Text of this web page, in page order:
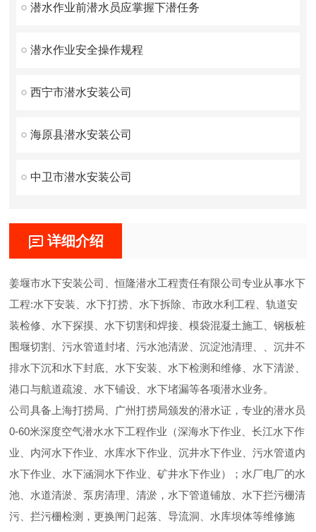
潜水作业前潜水员应掌握下潜任务
潜水作业安全操作规程
西宁市潜水安装公司
海原县潜水安装公司
中卫市潜水安装公司
详细介绍
姜堰市水下安装公司、恒隆潜水工程责任有限公司专业从事水下
工程:水下安装、水下打捞、水下拆除、市政水利工程、轨道安
装检修、水下探摸、水下切割和焊接、模袋混凝土施工、钢板桩
围堰切割、污水管道封堵、污水池清淤、沉淀池清理、、沉井不
排水下沉和水下封底、水下安装、水下检测和维修、水下清淤、
港口与航道疏浚、水下铺设、水下堵漏等各项潜水业务。
公司具备上海打捞局、广州打捞局颁发的潜水证，专业的潜水员
0-60米深度空气潜水水下工程作业（深海水下作业、长江水下作
业、内河水下作业、水库水下作业、沉井水下作业、污水管道内
水下作业、水下涵洞水下作业、矿井水下作业）；水厂电厂的水
池、水道清淤、泵房清理、清淤，水下管道铺放、水下拦污栅清
污、拦污栅检测，更换闸门起落、导流洞、水库坝体等维修施